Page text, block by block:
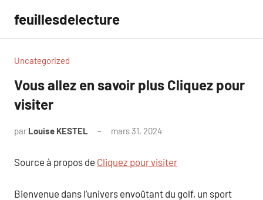
contenu
feuillesdelecture
Uncategorized
Vous allez en savoir plus Cliquez pour
visiter
par Louise KESTEL mars 31, 2024
Source à propos de Cliquez pour visiter
Bienvenue dans l’univers envoûtant du golf, un sport